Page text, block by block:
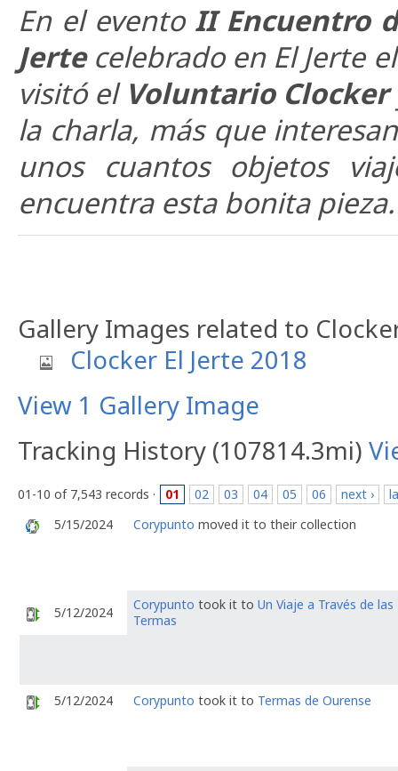
En el evento II Encuentro
Jertecelebrado en El Jerte
visitó el Voluntario Clocker
la charla, más que
unos cuantos objetos
encuentra esta bonita pieza.
Gallery Images related to
Clocker El Jerte 2018
View 1 Gallery Image
Tracking History (107814.3mi)
01-10 of 7,543 records · 01 02 03 04 05 06 next ›
5/15/2024
Corypunto moved it to their collection
5/12/2024 Corypunto took it to Un Viaje a Través de las
Termas
5/12/2024 Corypunto took it to Termas de Ourense